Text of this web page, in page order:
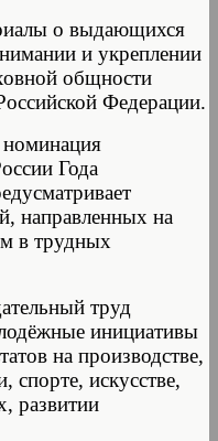
о выдающихся
и укреплении
общности
Федерации.
Года
направленных на
в трудных
труд
инициативы
на производстве,
спорте, искусстве,
развитии